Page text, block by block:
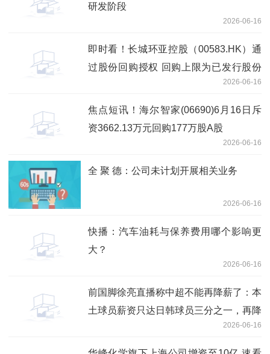
研发阶段
2026-06-16
即时看！长城环亚控股（00583.HK）通
过股份回购授权 回购上限为已发行股份
2026-06-16
焦点短讯！海尔智家(06690)6月16日斥
资3662.13万元回购177万股A股
2026-06-16
全 聚 德：公司未计划开展相关业务
2026-06-16
快播：汽车油耗与保养费用哪个影响更
大？
2026-06-16
前国脚徐亮直播称中超不能再降薪了：本
土球员薪资只达日韩球员三分之一，再降
2026-06-16